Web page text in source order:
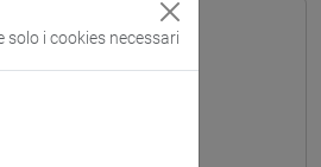
i cookies necessari